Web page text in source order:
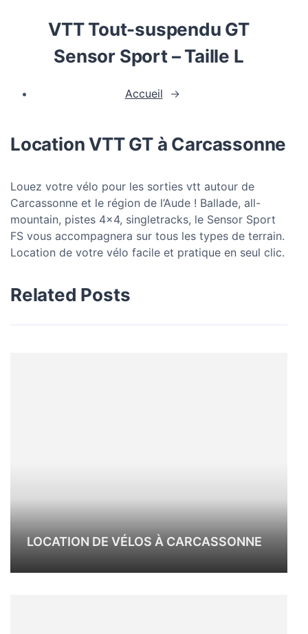
VTT Tout-suspendu GT
Sensor Sport – Taille L
Accueil →
Location VTT GT à Carcassonne
Louez votre vélo pour les sorties vtt autour de
Carcassonne et le région de l’Aude ! Ballade, all-
mountain, pistes 4×4, singletracks, le Sensor Sport
FS vous accompagnera sur tous les types de terrain.
Location de votre vélo facile et pratique en seul clic.
Related Posts
LOCATION DE VÉLOS À CARCASSONNE